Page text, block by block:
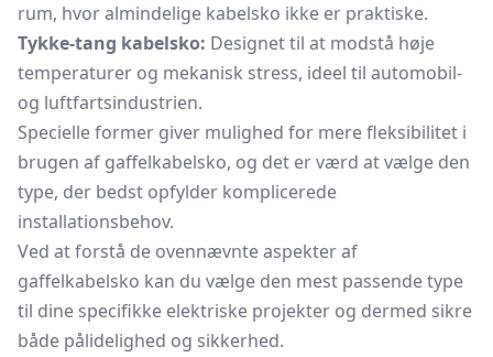
rum, hvor almindelige kabelsko ikke er praktiske.
Tykke-tang kabelsko: Designet til at modstå høje
temperaturer og mekanisk stress, ideel til automobil-
og luftfartsindustrien.
Specielle former giver mulighed for mere fleksibilitet i
brugen af gaffelkabelsko, og det er værd at vælge den
type, der bedst opfylder komplicerede
installationsbehov.
Ved at forstå de ovennævnte aspekter af
gaffelkabelsko kan du vælge den mest passende type
til dine specifikke elektriske projekter og dermed sikre
både pålidelighed og sikkerhed.